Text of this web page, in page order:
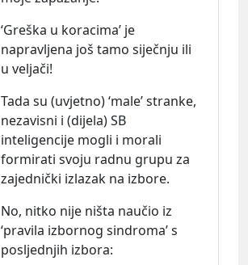
‘Greška u koracima’ je
napravljena još tamo siječnju ili
u veljači!
Tada su (uvjetno) ‘male’ stranke,
nezavisni i (dijela) SB
inteligencije mogli i morali
formirati svoju radnu grupu za
zajednički izlazak na izbore.
No, nitko nije ništa naučio iz
‘pravila izbornog sindroma’ s
posljednjih izbora: